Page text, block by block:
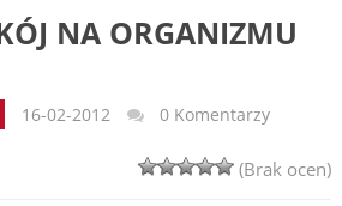
NA ORGANIZMU
16-02-2012
0 Komentarzy
(Brak ocen)